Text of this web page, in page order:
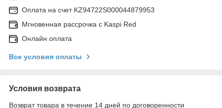
Оплата на счет KZ94722S000044879953
Мгновенная рассрочка с Kaspi Red
Онлайн оплата
Все условия оплаты
Условия возврата
Возврат товара в течение 14 дней по договоренности